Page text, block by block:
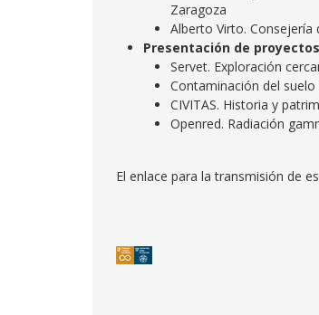
Zaragoza
Alberto Virto.
Presentación de
​Servet. Exploración
Contaminación del
CIVITAS. Historia y
Openred. Radiación
El enlace para la transmisión de